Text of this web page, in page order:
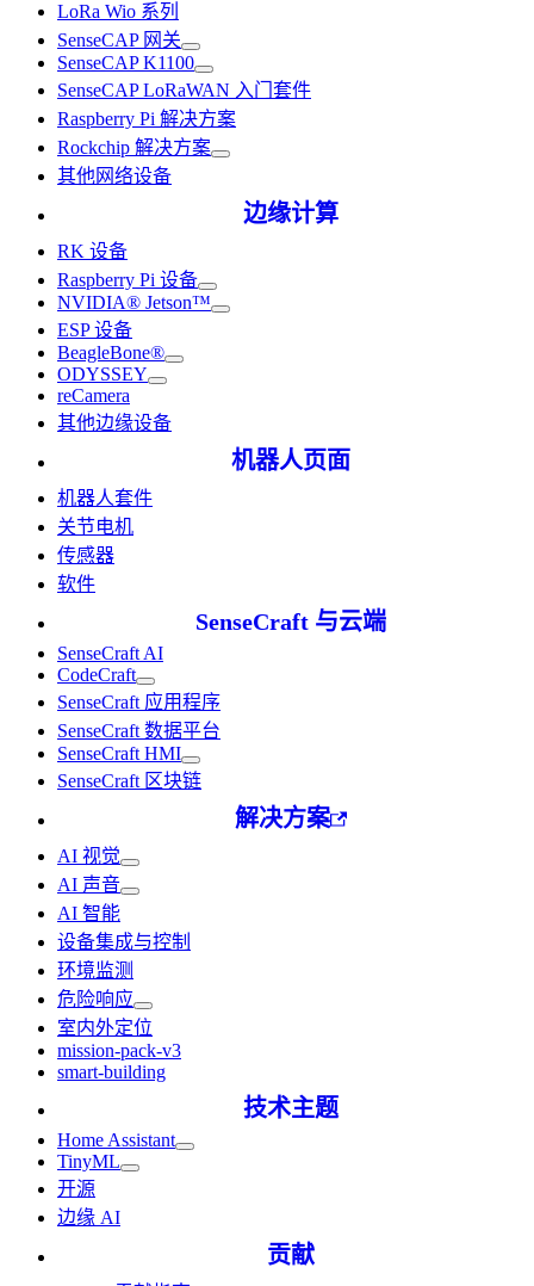
LoRa Wio 系列
SenseCAP 网关
SenseCAP K1100
SenseCAP LoRaWAN 入门套件
Raspberry Pi 解决方案
Rockchip 解决方案
其他网络设备
边缘计算
RK 设备
Raspberry Pi 设备
NVIDIA® Jetson™
ESP 设备
BeagleBone®
ODYSSEY
reCamera
其他边缘设备
机器人页面
机器人套件
关节电机
传感器
软件
SenseCraft 与云端
SenseCraft AI
CodeCraft
SenseCraft 应用程序
SenseCraft 数据平台
SenseCraft HMI
SenseCraft 区块链
解决方案
AI 视觉
AI 声音
AI 智能
设备集成与控制
环境监测
危险响应
室内外定位
mission-pack-v3
smart-building
技术主题
Home Assistant
TinyML
开源
边缘 AI
贡献